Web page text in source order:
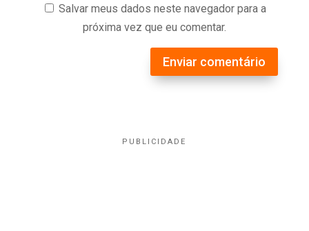
Salvar meus dados neste navegador para a
próxima vez que eu comentar.
Enviar comentário
PUBLICIDADE